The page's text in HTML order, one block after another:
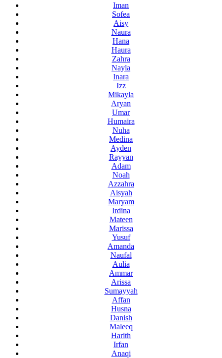
Iman
Sofea
Aisy
Naura
Hana
Haura
Zahra
Nayla
Inara
Izz
Mikayla
Aryan
Umar
Humaira
Nuha
Medina
Ayden
Rayyan
Adam
Noah
Azzahra
Aisyah
Maryam
Irdina
Mateen
Marissa
Yusuf
Amanda
Naufal
Aulia
Ammar
Arissa
Sumayyah
Affan
Husna
Danish
Maleeq
Harith
Irfan
Anaqi